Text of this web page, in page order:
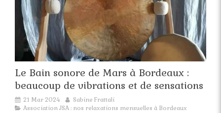
Le Bain sonore de Mars à Bordeaux :
beaucoup de vibrations et de sensations
21 Mar 2024
Sabine Frattali
Association JSA : nos relaxations mensuelles à Bordeaux